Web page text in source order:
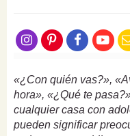
«¿Con quién vas?»,
hora», «¿Qué te
cualquier casa con
pueden significar